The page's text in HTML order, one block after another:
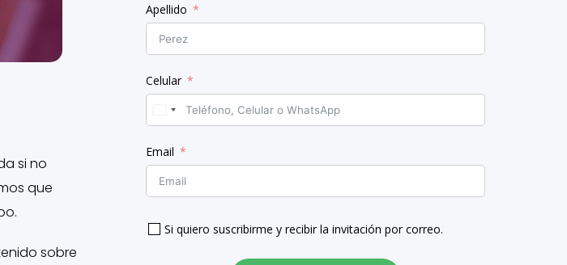
si no
que
sobre
Apellido
Celular
Email
Si quiero suscribirme y recibir la invitación por correo.